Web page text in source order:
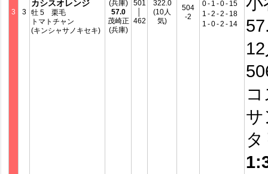
3 3
カシスオレンジ
牡 5 栗毛
トマトチャン
(キンシャサノキセキ)
(兵庫)
57.0
茂崎正
(兵庫)
501
462
322.0
(10人
気)
504
-2
0- 1 -0- 15
1 -2 -2 - 18
1 -0-2 - 14